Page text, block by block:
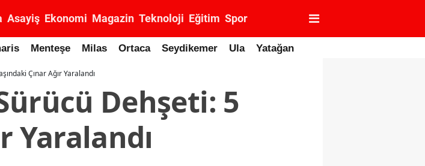
Asayiş Ekonomi Magazin Teknoloji Eğitim Spor
Menteşe Milas Ortaca Seydikemer Ula Yatağan
Çınar Ağır Yaralandı
Dehşeti: 5
Yaralandı